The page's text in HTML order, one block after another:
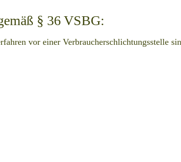
§ 36 VSBG:
vor einer Verbraucherschlichtungsstelle